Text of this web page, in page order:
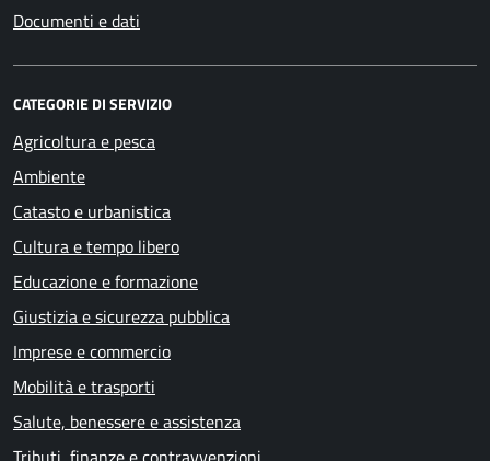
Documenti e dati
CATEGORIE DI SERVIZIO
Agricoltura e pesca
Ambiente
Catasto e urbanistica
Cultura e tempo libero
Educazione e formazione
Giustizia e sicurezza pubblica
Imprese e commercio
Mobilità e trasporti
Salute, benessere e assistenza